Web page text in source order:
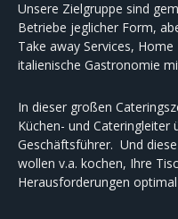
Unsere Zielgruppe sind
Betriebe jeglicher Form,
Take away Services,
italienische Gastronomie
In dieser großen
Küchen- und Cateringleiter
Geschäftsführer. Und
wollen v.a. kochen, Ihre
Herausforderungen